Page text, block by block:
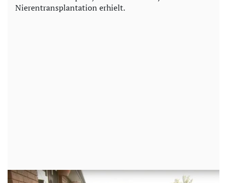
Nierentransplantation erhielt.